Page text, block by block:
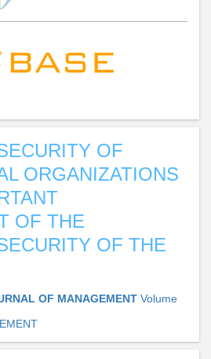
OF
ORGANIZATIONS
OF THE
OF THE
OF MANAGEMENT Volume